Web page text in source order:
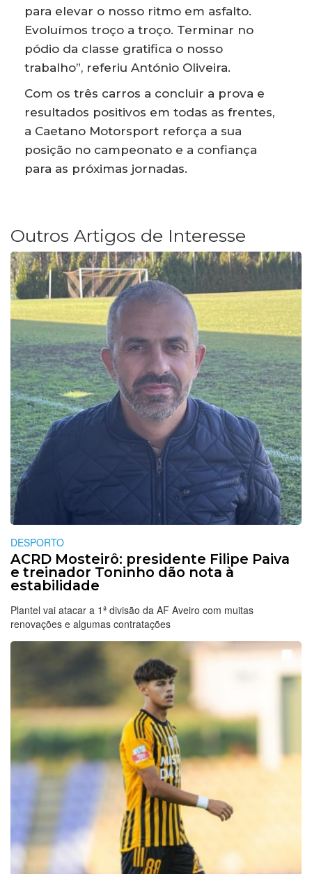
para elevar o nosso ritmo em asfalto.
Evoluímos troço a troço. Terminar no
pódio da classe gratifica o nosso
trabalho”, referiu António Oliveira.
Com os três carros a concluir a prova e
resultados positivos em todas as frentes,
a Caetano Motorsport reforça a sua
posição no campeonato e a confiança
para as próximas jornadas.
Outros Artigos de Interesse
DESPORTO
ACRD Mosteirô: presidente Filipe Paiva
e treinador Toninho dão nota à
estabilidade
Plantel vai atacar a 1ª divisão da AF Aveiro com muitas
renovações e algumas contratações